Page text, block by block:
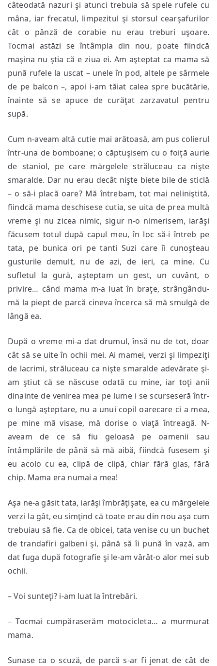
câteodată nazuri şi atunci trebuia să spele rufele cu
mâna, iar frecatul, limpezitul şi storsul cearşafurilor
cât o pânză de corabie nu erau treburi uşoare.
Tocmai astăzi se întâmpla din nou, poate fiindcă
maşina nu ştia că e ziua ei. Am aşteptat ca mama să
pună rufele la uscat – unele în pod, altele pe sârmele
de pe balcon –, apoi i-am tăiat calea spre bucătărie,
înainte să se apuce de curăţat zarzavatul pentru
supă.
Cum n-aveam altă cutie mai arătoasă, am pus colierul
într-una de bomboane; o căptuşisem cu o foiţă aurie
de staniol, pe care mărgelele străluceau ca nişte
smaralde. Dar nu erau decât nişte biete bile de sticlă
– o să-i placă oare? Mă întrebam, tot mai neliniştită,
fiindcă mama deschisese cutia, se uita de prea multă
vreme şi nu zicea nimic, sigur n-o nimerisem, iarăşi
făcusem totul după capul meu, în loc să-i întreb pe
tata, pe bunica ori pe tanti Suzi care îi cunoşteau
gusturile demult, nu de azi, de ieri, ca mine. Cu
sufletul la gură, aşteptam un gest, un cuvânt, o
privire… când mama m-a luat în braţe, strângându-
mă la piept de parcă cineva încerca să mă smulgă de
lângă ea.
După o vreme mi-a dat drumul, însă nu de tot, doar
cât să se uite în ochii mei. Ai mamei, verzi şi limpeziţi
de lacrimi, străluceau ca nişte smaralde adevărate şi-
am ştiut că se născuse odată cu mine, iar toţi anii
dinainte de venirea mea pe lume i se scurseseră într-
o lungă aşteptare, nu a unui copil oarecare ci a mea,
pe mine mă visase, mă dorise o viaţă întreagă. N-
aveam de ce să fiu geloasă pe oamenii sau
întâmplările de până să mă aibă, fiindcă fusesem şi
eu acolo cu ea, clipă de clipă, chiar fără glas, fără
chip. Mama era numai a mea!
Aşa ne-a găsit tata, iarăşi îmbrăţişate, ea cu mărgelele
verzi la gât, eu simţind că toate erau din nou aşa cum
trebuiau să fie. Ca de obicei, tata venise cu un buchet
de trandafiri galbeni şi, până să îi pună în vază, am
dat fuga după fotografie şi le-am vârât-o alor mei sub
ochii.
– Voi sunteţi? i-am luat la întrebări.
– Tocmai cumpăraserăm motocicleta… a murmurat
mama.
Sunase ca o scuză, de parcă s-ar fi jenat de cât de